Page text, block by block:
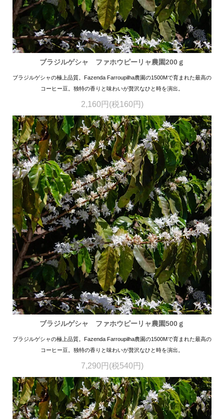
ブラジルゲシャ ファホウピーリャ農園200ｇ
ブラジルゲシャの極上品質。Fazenda Farroupilha農園の1500Mで育まれた最高の
コーヒー豆。独特の香りと味わいが贅沢なひと時を演出。
2,160円(税160円)
ブラジルゲシャ ファホウピーリャ農園500ｇ
ブラジルゲシャの極上品質。Fazenda Farroupilha農園の1500Mで育まれた最高の
コーヒー豆。独特の香りと味わいが贅沢なひと時を演出。
7,290円(税540円)